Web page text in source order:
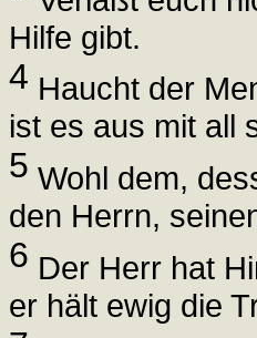
Hilfe gibt.
4 Haucht der
ist es aus mit all
5 Wohl dem,
den Herrn,
6 Der Herr hat
er hält ewig die